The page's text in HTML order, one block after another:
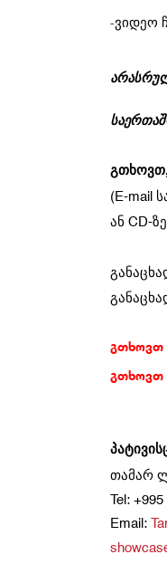
-ვიდეო
გთხოვთ
(E-mail
ან CD-ზე
გთხოვთ
გთხოვთ
თამარ
Tel:
Email: